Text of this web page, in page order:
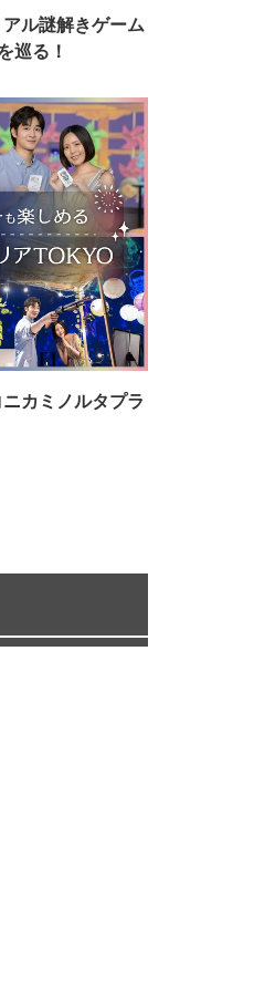
ル謎解きゲーム
巡る！
カミノルタプラ